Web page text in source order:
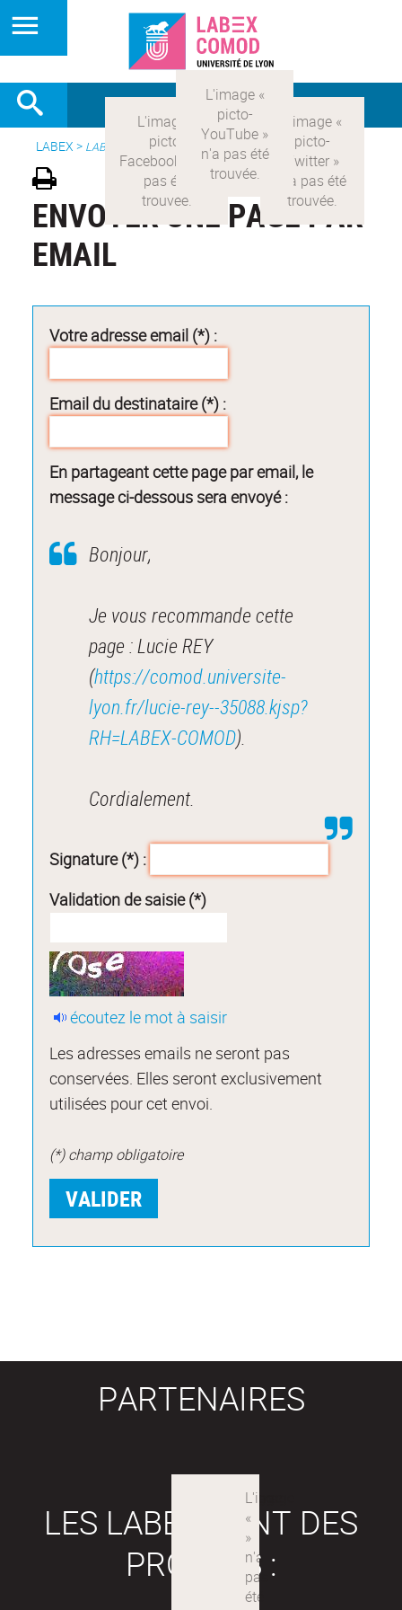
LABEX > LABEX COMOD
ENVOYER UNE PAGE PAR
EMAIL
Votre adresse email (*) :
Email du destinataire (*) :
En partageant cette page par email, le
message ci-dessous sera envoyé :
Bonjour,
Je vous recommande cette
page : Lucie REY
(https://comod.universite-
lyon.fr/lucie-rey--35088.kjsp?
RH=LABEX-COMOD).
Cordialement.
Signature (*) :
Validation de saisie (*)
écoutez le mot à saisir
Les adresses emails ne seront pas
conservées. Elles seront exclusivement
utilisées pour cet envoi.
(*) champ obligatoire
PARTENAIRES
LES LABEX SONT DES
PROJETS :